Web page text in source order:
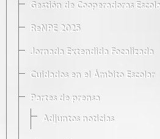
Gestión de Cooperadoras
ReNPE 2025
Jornada Extendida Focalizada
Cuidados en el Ámbito Escolar
Partes de prensa
Adjuntos noticias